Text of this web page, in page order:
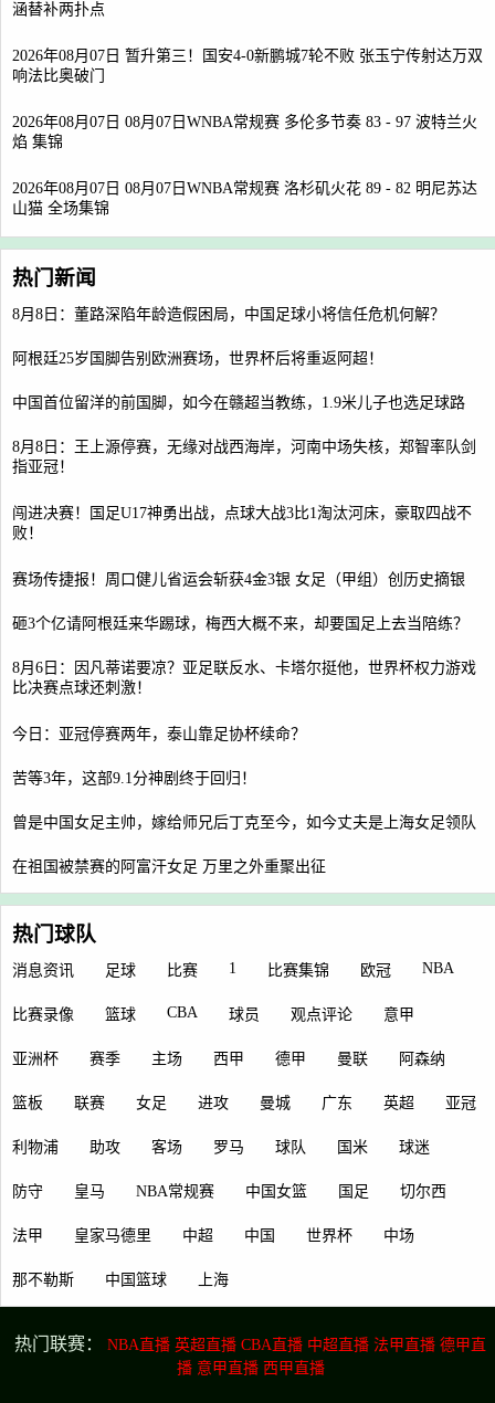
涵替补两扑点
2026年08月07日 暂升第三！国安4-0新鹏城7轮不败 张玉宁传射达万双
响法比奥破门
2026年08月07日 08月07日WNBA常规赛 多伦多节奏 83 - 97 波特兰火
焰 集锦
2026年08月07日 08月07日WNBA常规赛 洛杉矶火花 89 - 82 明尼苏达
山猫 全场集锦
热门新闻
8月8日：董路深陷年龄造假困局，中国足球小将信任危机何解？
阿根廷25岁国脚告别欧洲赛场，世界杯后将重返阿超！
中国首位留洋的前国脚，如今在赣超当教练，1.9米儿子也选足球路
8月8日：王上源停赛，无缘对战西海岸，河南中场失核，郑智率队剑
指亚冠！
闯进决赛！国足U17神勇出战，点球大战3比1淘汰河床，豪取四战不
败！
赛场传捷报！周口健儿省运会斩获4金3银 女足（甲组）创历史摘银
砸3个亿请阿根廷来华踢球，梅西大概不来，却要国足上去当陪练？
8月6日：因凡蒂诺要凉？亚足联反水、卡塔尔挺他，世界杯权力游戏
比决赛点球还刺激！
今日：亚冠停赛两年，泰山靠足协杯续命？
苦等3年，这部9.1分神剧终于回归！
曾是中国女足主帅，嫁给师兄后丁克至今，如今丈夫是上海女足领队
在祖国被禁赛的阿富汗女足 万里之外重聚出征
热门球队
消息资讯 足球 比赛 1 比赛集锦 欧冠 NBA
比赛录像 篮球 CBA 球员 观点评论 意甲
亚洲杯 赛季 主场 西甲 德甲 曼联 阿森纳
篮板 联赛 女足 进攻 曼城 广东 英超 亚冠
利物浦 助攻 客场 罗马 球队 国米 球迷
防守 皇马 NBA常规赛 中国女篮 国足 切尔西
法甲 皇家马德里 中超 中国 世界杯 中场
那不勒斯 中国篮球 上海
热门联赛： NBA直播 英超直播 CBA直播 中超直播 法甲直播 德甲直
播 意甲直播 西甲直播